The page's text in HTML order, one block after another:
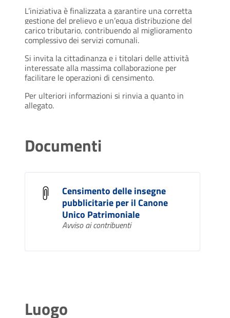
L’iniziativa è finalizzata a garantire una corretta
gestione del prelievo e un’equa distribuzione del
carico tributario, contribuendo al miglioramento
complessivo dei servizi comunali.
Si invita la cittadinanza e i titolari delle attività
interessate alla massima collaborazione per
facilitare le operazioni di censimento.
Per ulteriori informazioni si rinvia a quanto in
allegato.
Documenti
Censimento delle insegne
pubblicitarie per il Canone
Unico Patrimoniale
Avviso ai contribuenti
Luogo